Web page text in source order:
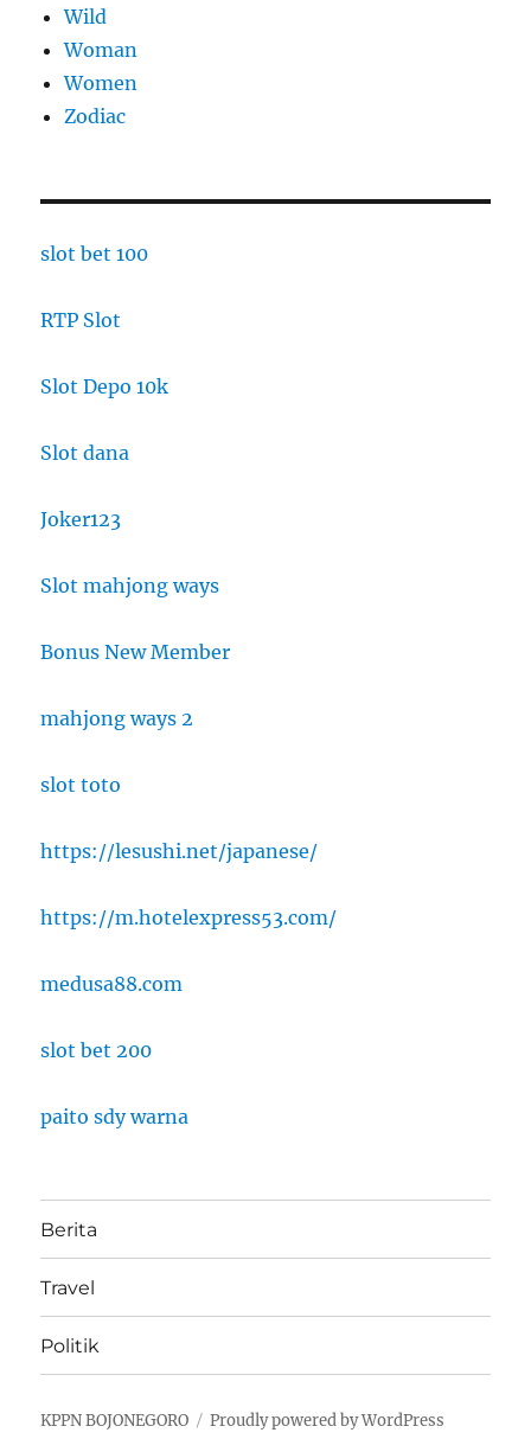
Wild
Woman
Women
Zodiac
slot bet 100
RTP Slot
Slot Depo 10k
Slot dana
Joker123
Slot mahjong ways
Bonus New Member
mahjong ways 2
slot toto
https://lesushi.net/japanese/
https://m.hotelexpress53.com/
medusa88.com
slot bet 200
paito sdy warna
Berita
Travel
Politik
KPPN BOJONEGORO Proudly powered by WordPress